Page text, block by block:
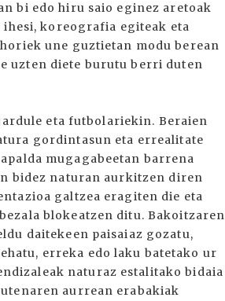
bi edo hiru saio eginez aretoak
koreografia egiteak eta
une guztietan modu berean
uzten diete burutu berri duten
eta futbolariekin. Beraien
gordintasun eta errealitate
mugagabeetan barrena
bidez naturan aurkitzen diren
galtzea eragiten die eta
blokeatzen ditu. Bakoitzaren
daitekeen paisaiaz gozatu,
erreka edo laku batetako ur
naturaz estalitako bidaia
aurrean erabakiak